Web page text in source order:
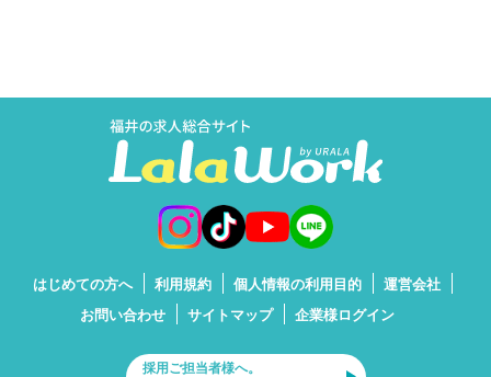
はじめての方へ 利用規約 個人情報の利用目的
運営会社
お問い合わせ
サイトマップ 企業様ログイン
採用ご担当者様へ。